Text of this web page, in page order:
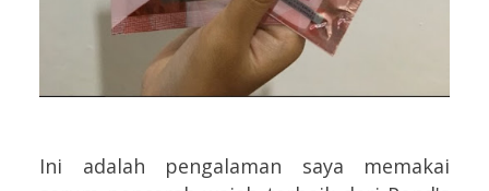
Ini adalah pengalaman saya memakai